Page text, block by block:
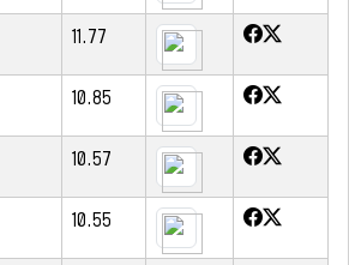
11.77
10.85
10.57
10.55